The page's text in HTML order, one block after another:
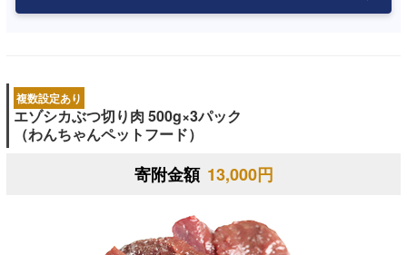
複数設定あり
エゾシカぶつ切り肉 500g×3パック
（わんちゃんペットフード）
寄附金額 13,000円